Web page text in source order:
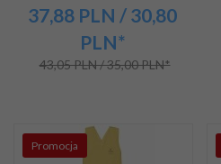
37,88 PLN / 30,80
PLN*
43,05 PLN / 35,00 PLN*
Promocja